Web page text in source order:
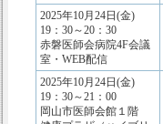
2025年10月24日(金)
19：30～20：30
赤磐医師会病院4F会議
室・WEB配信
2025年10月24日(金)
19：30～21：00
岡山市医師会館１階